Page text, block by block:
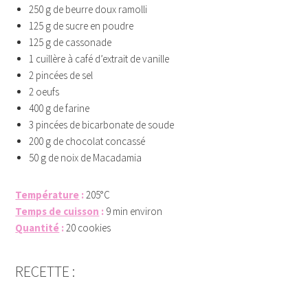
250 g de beurre doux ramolli
125 g de sucre en poudre
125 g de cassonade
1 cuillère à café d’extrait de vanille
2 pincées de sel
2 oeufs
400 g de farine
3 pincées de bicarbonate de soude
200 g de chocolat concassé
50 g de noix de Macadamia
Température : 205°C
Temps de cuisson : 9 min environ
Quantité : 20 cookies
RECETTE :